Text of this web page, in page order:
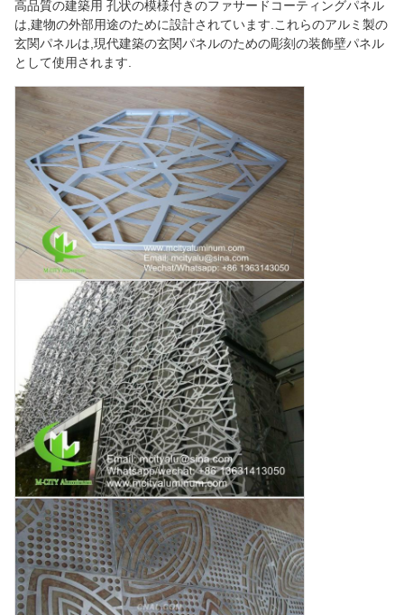
高品質の建築用 孔状の模様付きのファサードコーティングパネル
は,建物の外部用途のために設計されています.これらのアルミ製の
玄関パネルは,現代建築の玄関パネルのための彫刻の装飾壁パネル
として使用されます.